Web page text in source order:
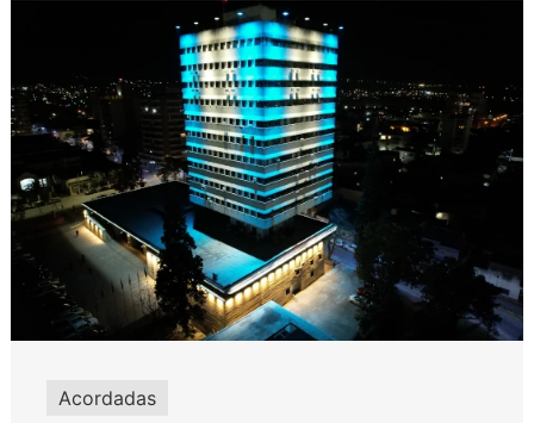
Acordadas